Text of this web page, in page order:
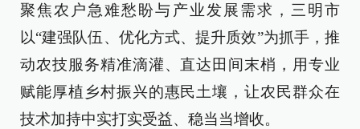
聚焦农户急难愁盼与产业发展需求，三明市
以“建强队伍、优化方式、提升质效”为抓手，推
动农技服务精准滴灌、直达田间末梢，用专业
赋能厚植乡村振兴的惠民土壤，让农民群众在
技术加持中实打实受益、稳当当增收。